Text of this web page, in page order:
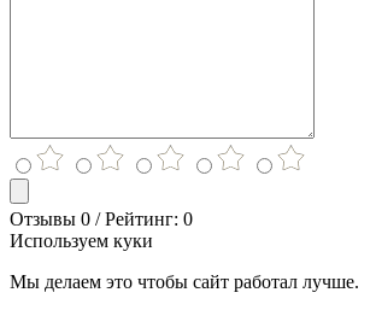
Отзывы 0 / Рейтинг: 0
Используем куки
Мы делаем это чтобы сайт работал лучше.